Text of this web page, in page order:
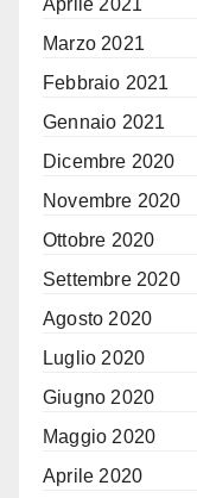
Aprile 2021
Marzo 2021
Febbraio 2021
Gennaio 2021
Dicembre 2020
Novembre 2020
Ottobre 2020
Settembre 2020
Agosto 2020
Luglio 2020
Giugno 2020
Maggio 2020
Aprile 2020